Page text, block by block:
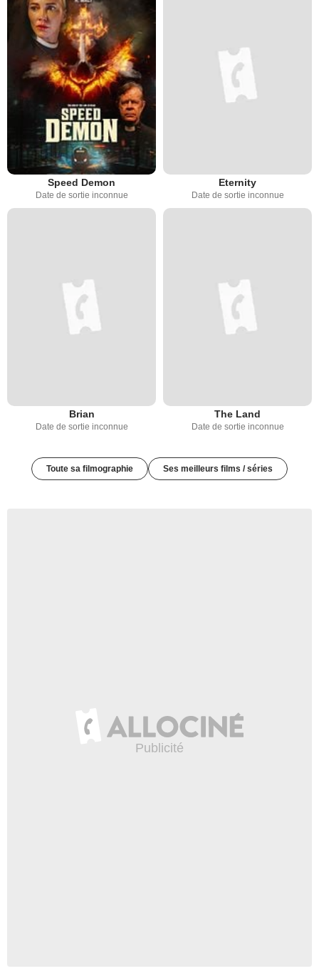
Speed Demon
Date de sortie inconnue
Eternity
Date de sortie inconnue
Brian
Date de sortie inconnue
The Land
Date de sortie inconnue
Toute sa filmographie Ses meilleurs films / séries